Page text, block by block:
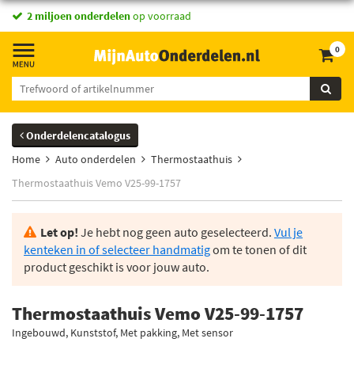
2 miljoen onderdelenop voorraad
0
Onderdelencatalogus
Home
Auto onderdelen
Thermostaathuis
Thermostaathuis Vemo V25-99-1757
Let op! Je hebt nog geen auto geselecteerd. Vul je
kenteken in of selecteer handmatigom te tonen of dit
product geschikt is voor jouw auto.
Thermostaathuis Vemo V25-99-1757
Ingebouwd, Kunststof, Met pakking, Met sensor